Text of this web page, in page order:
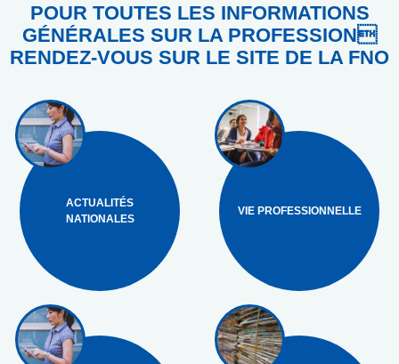
POUR TOUTES LES INFORMATIONS
GÉNÉRALES SUR LA PROFESSION
RENDEZ-VOUS SUR LE SITE DE LA FNO
ACTUALITÉS
NATIONALES
VIE PROFESSIONNELLE